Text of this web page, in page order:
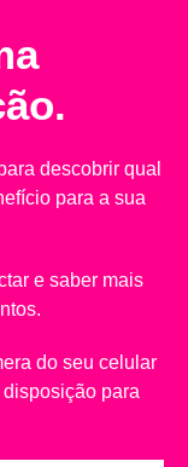
descobrir qual
para a sua
e saber mais
do seu celular
para